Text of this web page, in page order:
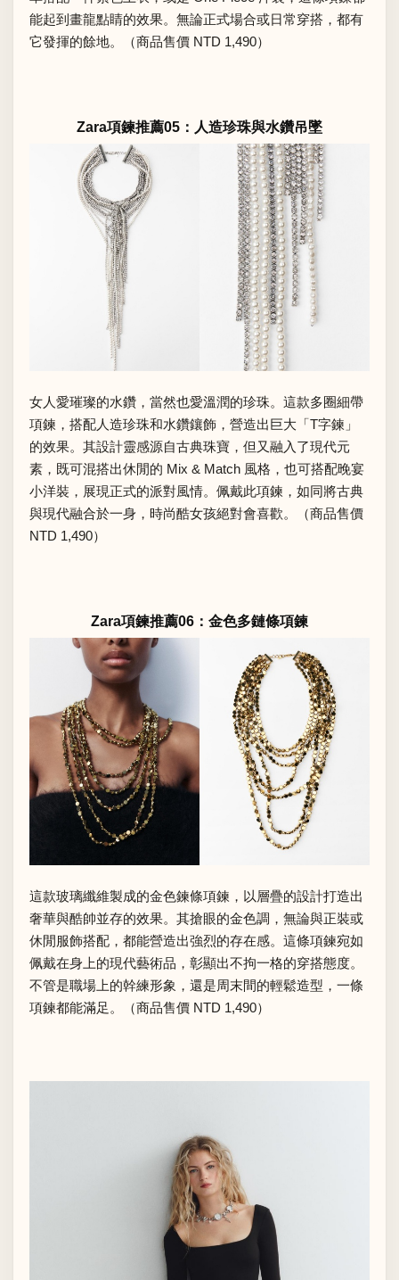
能起到畫龍點睛的效果。無論正式場合或日常穿搭，都有
它發揮的餘地。（商品售價 NTD 1,490）
Zara項鍊推薦05：人造珍珠與水鑽吊墜
女人愛璀璨的水鑽，當然也愛溫潤的珍珠。這款多圈細帶
項鍊，搭配人造珍珠和水鑽鑲飾，營造出巨大「T字鍊」
的效果。其設計靈感源自古典珠寶，但又融入了現代元
素，既可混搭出休閒的 Mix & Match 風格，也可搭配晚宴
小洋裝，展現正式的派對風情。佩戴此項鍊，如同將古典
與現代融合於一身，時尚酷女孩絕對會喜歡。（商品售價
NTD 1,490）
Zara項鍊推薦06：金色多鏈條項鍊
這款玻璃纖維製成的金色鍊條項鍊，以層疊的設計打造出
奢華與酷帥並存的效果。其搶眼的金色調，無論與正裝或
休閒服飾搭配，都能營造出強烈的存在感。這條項鍊宛如
佩戴在身上的現代藝術品，彰顯出不拘一格的穿搭態度。
不管是職場上的幹練形象，還是周末間的輕鬆造型，一條
項鍊都能滿足。（商品售價 NTD 1,490）